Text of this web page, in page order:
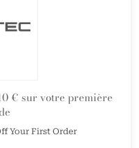
€ sur votre première
Your First Order